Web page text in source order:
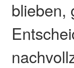
blieben,